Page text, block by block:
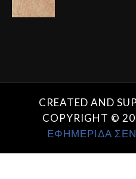
CREATED AND
COPYRIGHT ©
ΕΦΗΜΕΡΙΔΑ